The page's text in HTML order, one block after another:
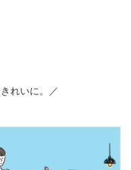
れいに。／